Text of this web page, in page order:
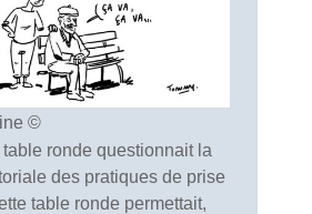
©
table ronde questionnait la
des pratiques de prise
table ronde permettait,